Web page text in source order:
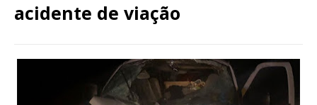
acidente de viação